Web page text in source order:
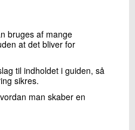
bruges af mange
at det bliver for
til indholdet i guiden, så
sikres.
man skaber en